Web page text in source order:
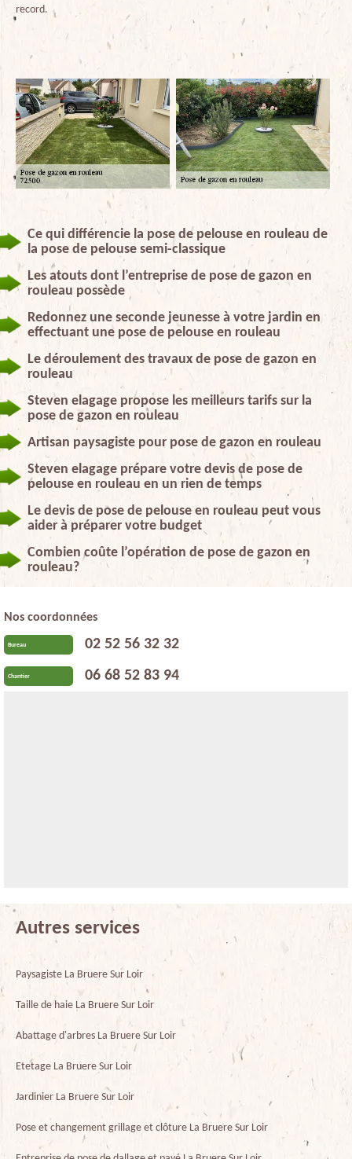
record.
Ce qui différencie la pose de pelouse en rouleau de
la pose de pelouse semi-classique
Les atouts dont l’entreprise de pose de gazon en
rouleau possède
Redonnez une seconde jeunesse à votre jardin en
effectuant une pose de pelouse en rouleau
Le déroulement des travaux de pose de gazon en
rouleau
Steven elagage propose les meilleurs tarifs sur la
pose de gazon en rouleau
Artisan paysagiste pour pose de gazon en rouleau
Steven elagage prépare votre devis de pose de
pelouse en rouleau en un rien de temps
Le devis de pose de pelouse en rouleau peut vous
aider à préparer votre budget
Combien coûte l’opération de pose de gazon en
rouleau?
Nos coordonnées
Bureau 02 52 56 32 32
Chantier 06 68 52 83 94
Autres services
Paysagiste La Bruere Sur Loir
Taille de haie La Bruere Sur Loir
Abattage d'arbres La Bruere Sur Loir
Etetage La Bruere Sur Loir
Jardinier La Bruere Sur Loir
Pose et changement grillage et clôture La Bruere Sur Loir